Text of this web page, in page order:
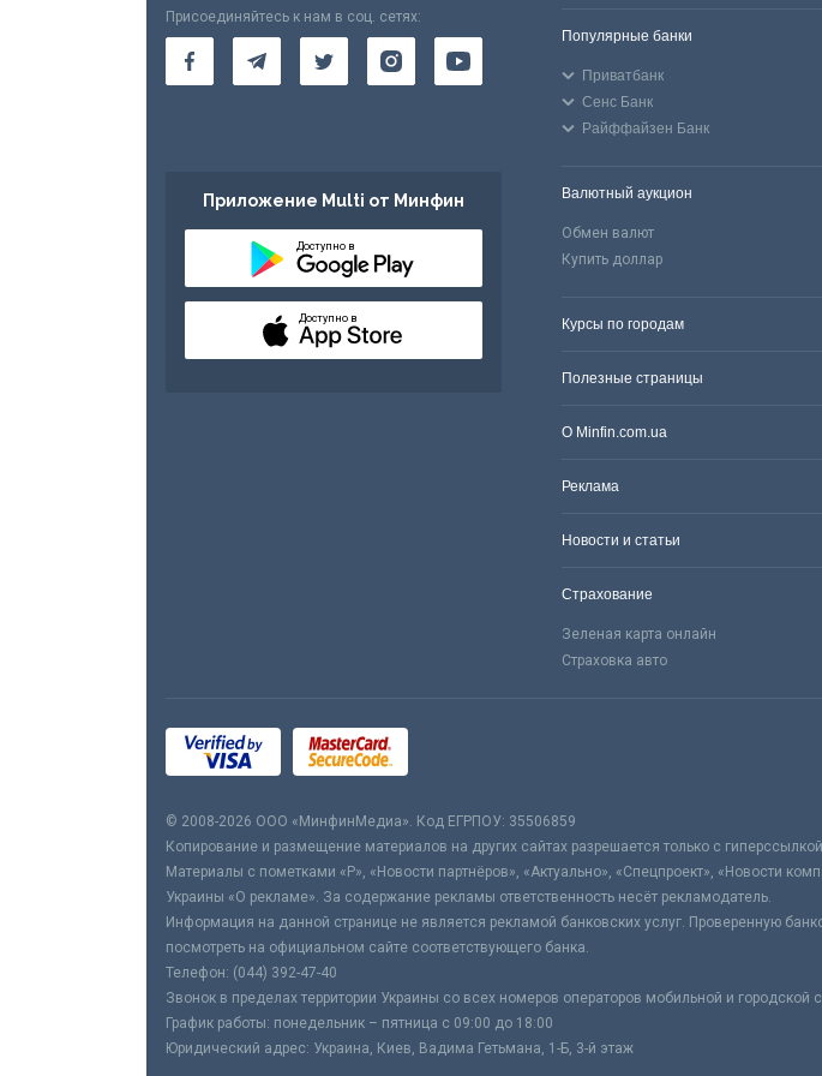
Присоединяйтесь к нам в соц. сетях:
Приложение Multi от Минфин
Доступно в
Доступно в
Популярные банки
Приватбанк
Сенс Банк
Райффайзен Банк
Валютный аукцион
Обмен валют
Купить доллар
Курсы по городам
Полезные страницы
О Minfin.com.ua
Реклама
Новости и статьи
Страхование
Зеленая карта онлайн
Страховка авто
© 2008-2026 ООО «МинфинМедиа». Код ЕГРПОУ: 35506859
Копирование и размещение материалов на других сайтах разрешается только с
Материалы с пометками «Р», «Новости партнёров», «Актуально», «Спецпроект», «Новости
Украины «О рекламе». За содержание рекламы ответственность несёт рекламодатель.
Информация на данной странице не является рекламой банковских услуг. Проверенную
посмотреть на официальном сайте соответствующего банка.
Телефон: (044) 392-47-40
Звонок в пределах территории Украины со всех номеров операторов мобильной и городской
График работы: понедельник – пятница с 09:00 до 18:00
Юридический адрес: Украина, Киев, Вадима Гетьмана, 1-Б, 3-й этаж